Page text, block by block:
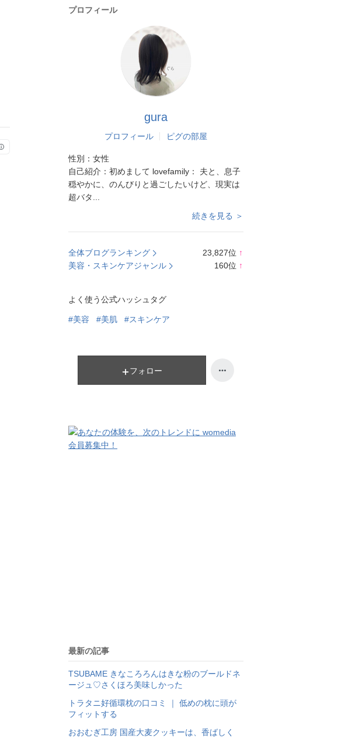
プロフィール
gura
プロフィール ピグの部屋
性別： 女性
自己紹介： 初めまして lovefamily： 夫と、息子
穏やかに、のんびりと過ごしたいけど、現実は
超バタ...
続きを見る ＞
全体ブログランキング 23,827位 ↑
美容・スキンケアジャンル 160位 ↑
よく使う公式ハッシュタグ
#美容 #美肌 #スキンケア
フォロー
最新の記事
TSUBAME きなころろんはきな粉のブールドネ
ージュ♡さくほろ美味しかった
トラタニ好循環枕の口コミ ｜ 低めの枕に頭が
フィットする
おおむぎ工房 国産大麦クッキーは、香ばしく